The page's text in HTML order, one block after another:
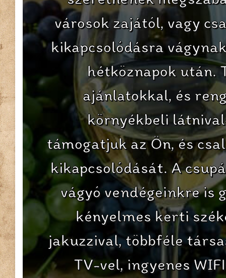
városok zajától, vagy
kikapcsolódásra
hétköznapok után.
ajánlatokkal, és
környékbeli
támogatjuk az Ön, és
kikapcsolódását. A
vágyó vendégeinkre is
kényelmes kerti
jakuzzival, többféle
TV-vel, ingyenes